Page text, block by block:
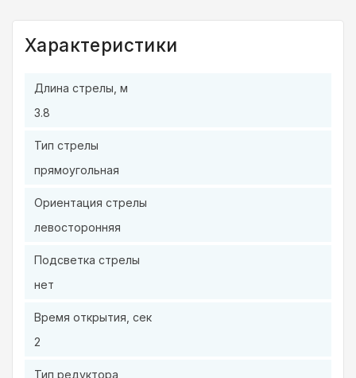
Характеристики
Длина стрелы, м
3.8
Тип стрелы
прямоугольная
Ориентация стрелы
левосторонняя
Подсветка стрелы
нет
Время открытия, сек
2
Тип редуктора